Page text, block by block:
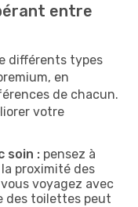
entre
différents types
en
de chacun.
votre
soin : pensez à
proximité des
voyagez avec
des toilettes peut